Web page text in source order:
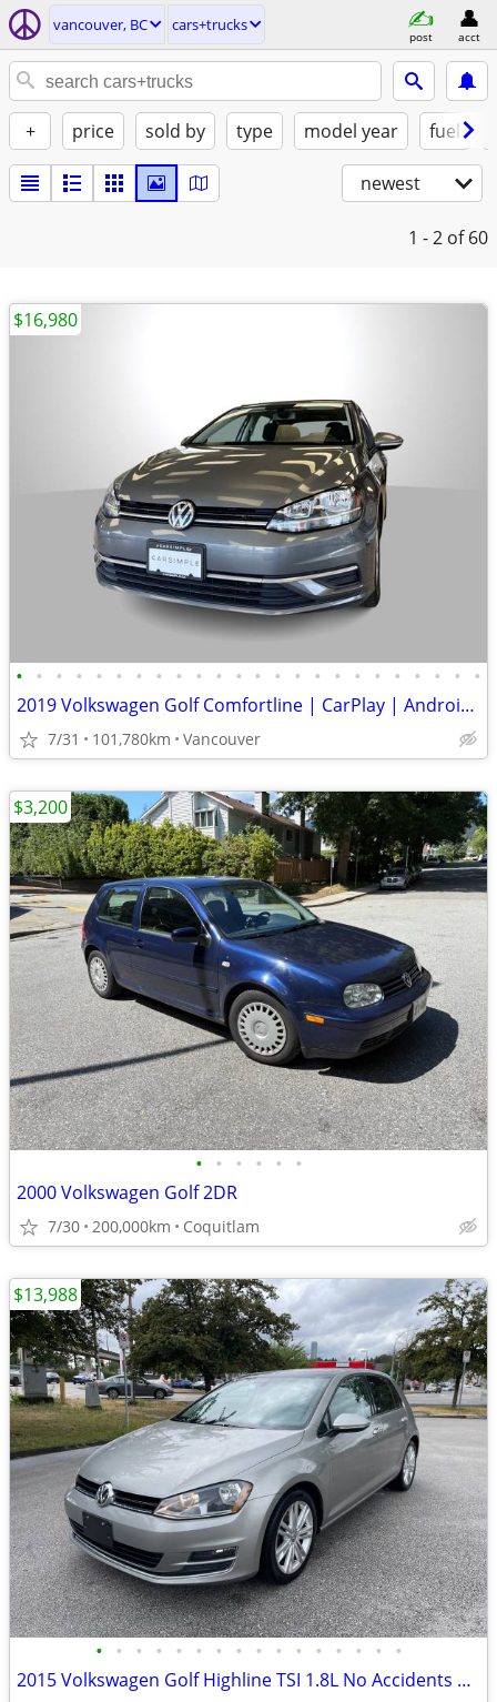
vancouver, BC cars+trucks
post acct
+ price sold by type model year fuel
newest
1 - 2 of 60
• • • • • • • • • • • • • • • • • • • • • • • •
2019 Volkswagen Golf Comfortline | CarPlay | Android Auto | Htd Seats
7/31 101,780km Vancouver
$16,980
• • • • • •
2000 Volkswagen Golf 2DR
7/30 200,000km Coquitlam
$3,200
• • • • • • • • • • • • • • • •
2015 Volkswagen Golf Highline TSI 1.8L No Accidents 137,000 KMS
$13,988